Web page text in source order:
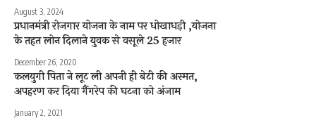
August 3, 2024
प्रधानमंत्री रोजगार योजना के नाम पर धोखाधड़ी ,योजना
के तहत लोन दिलाने युवक से वसूले 25 हजार
December 26, 2020
कलयुगी पिता ने लूट ली अपनी ही बेटी की अस्मत,
अपहरण कर दिया गैंगरेप की घटना को अंजाम
January 2, 2021